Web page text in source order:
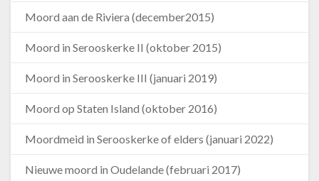
Moord aan de Riviera (december2015)
Moord in Serooskerke II (oktober 2015)
Moord in Serooskerke III (januari 2019)
Moord op Staten Island (oktober 2016)
Moordmeid in Serooskerke of elders (januari 2022)
Nieuwe moord in Oudelande (februari 2017)